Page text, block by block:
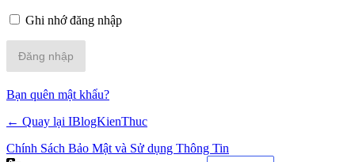
Ghi nhớ đăng nhập
Alternative:
Bạn quên mật khẩu?
← Quay lại IBlogKienThuc
Chính Sách Bảo Mật và Sử dụng Thông Tin